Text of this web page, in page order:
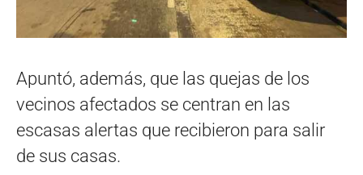
Apuntó, además, que las quejas de los
vecinos afectados se centran en las
escasas alertas que recibieron para salir
de sus casas.